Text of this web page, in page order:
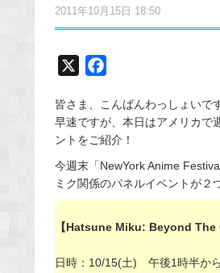
2011年10月15日 18:50
c
e
b
o
o
皆さま、こんばんわっしょいです
早速ですが、本日はアメリカで
ントをご紹介！
今週末「NewYork Anime Festival
ミク関係のパネルイベントが２
【Hatsune Miku: Beyond The
日時：10/15(土) 午後1時半から